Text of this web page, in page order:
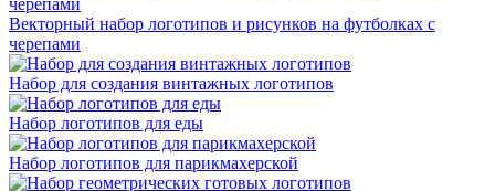
Векторный набор логотипов и рисунков на футболках с
черепами
Набор для создания винтажных логотипов
Набор логотипов для еды
Набор логотипов для парикмахерской